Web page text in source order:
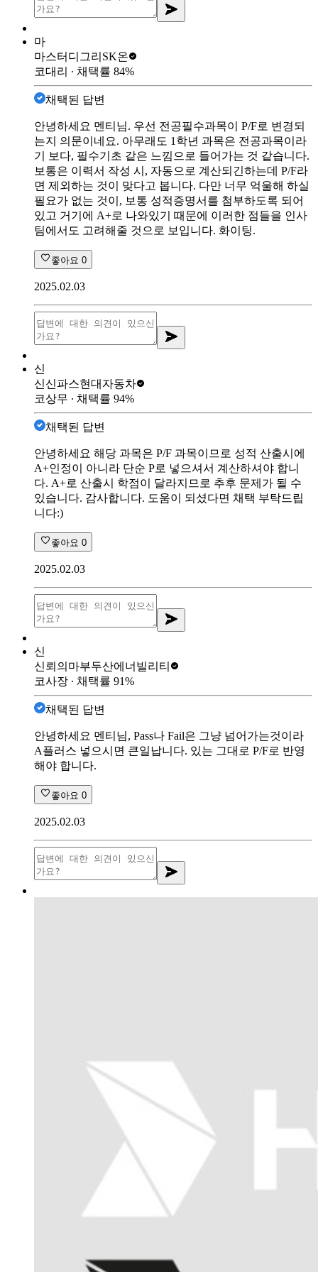
마
마스터디그리 SK온
코대리 ∙ 채택률 84%
채택된 답변
안녕하세요 멘티님. 우선 전공필수과목이 P/F로 변경되
는지 의문이네요. 아무래도 1학년 과목은 전공과목이라
기 보다, 필수기초 같은 느낌으로 들어가는 것 같습니다.
보통은 이력서 작성 시, 자동으로 계산되긴하는데 P/F라
면 제외하는 것이 맞다고 봅니다. 다만 너무 억울해 하실
필요가 없는 것이, 보통 성적증명서를 첨부하도록 되어
있고 거기에 A+로 나와있기 때문에 이러한 점들을 인사
팀에서도 고려해줄 것으로 보입니다. 화이팅.
좋아요 0
2025.02.03
신
신신파스현대자동차
코상무 ∙ 채택률 94%
채택된 답변
안녕하세요 해당 과목은 P/F 과목이므로 성적 산출시에
A+인정이 아니라 단순 P로 넣으셔서 계산하셔야 합니
다. A+로 산출시 학점이 달라지므로 추후 문제가 될 수
있습니다. 감사합니다. 도움이 되셨다면 채택 부탁드립
니다:)
좋아요 0
2025.02.03
신
신뢰의마부두산에너빌리티
코사장 ∙ 채택률 91%
채택된 답변
안녕하세요 멘티님, Pass나 Fail은 그냥 넘어가는것이라
A플러스 넣으시면 큰일납니다. 있는 그대로 P/F로 반영
해야 합니다.
좋아요 0
2025.02.03